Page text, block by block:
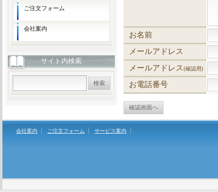
お名前
メールアドレス
メールアドレス (確認用)
お電話番号
ご注文フォーム
会社案内
サイト内検索
会社案内 ご注文フォーム サービス案内